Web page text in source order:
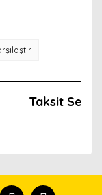
Taksit